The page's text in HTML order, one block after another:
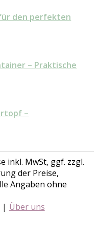
den perfekten
– Praktische
–
inkl. MwSt, ggf. zzgl.
der Preise,
Angaben ohne
Über uns